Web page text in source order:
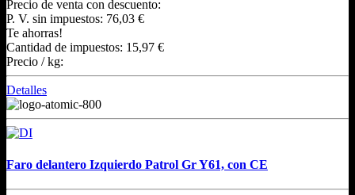
Precio de venta con descuento:
P. V. sin impuestos: 76,03 €
Te ahorras!
Cantidad de impuestos: 15,97 €
Precio / kg:
Detalles
Faro delantero Izquierdo Patrol Gr Y61, con CE